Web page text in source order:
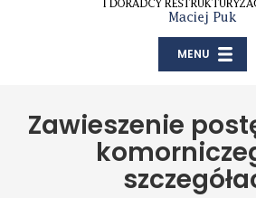
MENU
Zawieszenie